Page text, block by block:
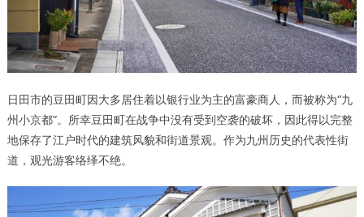
日田市的豆田町因大多居住着以银行业为主的富豪商人，而被称为“九
州小京都”。所幸豆田町在战争中没有受到空袭的破坏，因此得以完整
地保存了江户时代的建筑风貌和街道景观。作为九州历史的代表性街
道，观光游客络绎不绝。